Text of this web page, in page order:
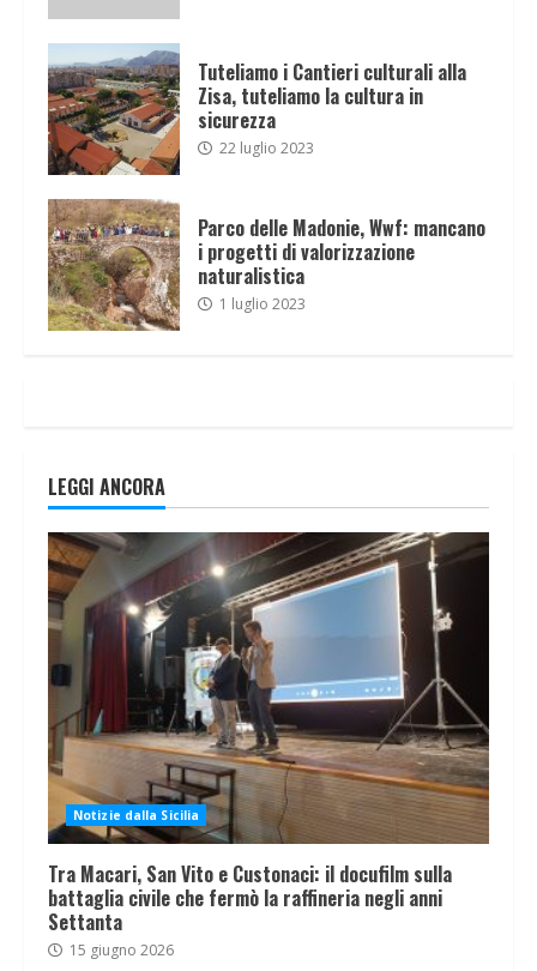
Tuteliamo i Cantieri culturali alla
Zisa, tuteliamo la cultura in
sicurezza
22 luglio 2023
Parco delle Madonie, Wwf: mancano
i progetti di valorizzazione
naturalistica
1 luglio 2023
LEGGI ANCORA
Notizie dalla Sicilia
Tra Macari, San Vito e Custonaci: il docufilm sulla
battaglia civile che fermò la raffineria negli anni
Settanta
15 giugno 2026